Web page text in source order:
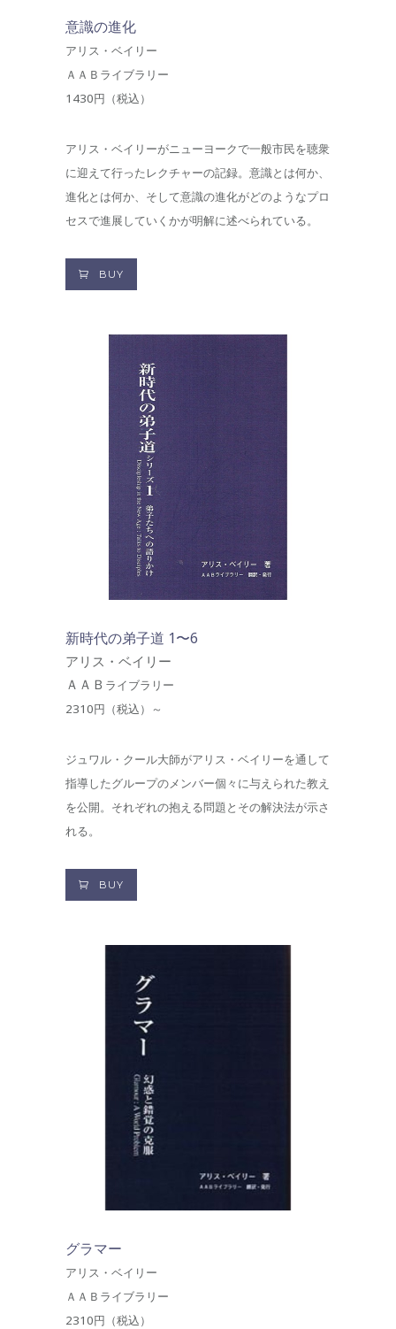
意識の進化
アリス・ベイリー
ＡＡＢライブラリー
1430円（税込）
アリス・ベイリーがニューヨークで一般市民を聴衆
に迎えて行ったレクチャーの記録。意識とは何か、
進化とは何か、そして意識の進化がどのようなプロ
セスで進展していくかが明解に述べられている。
BUY
新時代の弟子道 1〜6
アリス・ベイリー
ＡＡＢ ライブラリー
2310円（税込）～
ジュワル・クール大師がアリス・ベイリーを通して
指導したグループのメンバー個々に与えられた教え
を公開。それぞれの抱える問題とその解決法が示さ
れる。
BUY
グラマー
アリス・ベイリー
ＡＡＢライブラリー
2310円（税込）